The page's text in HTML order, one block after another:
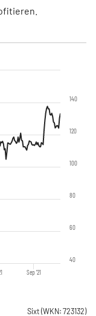
Sep '21
40
60
80
100
120
140
Sixt (WKN: 723132)